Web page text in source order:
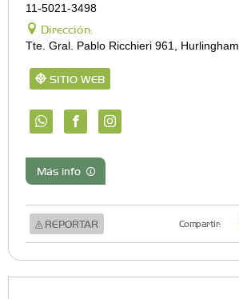
11-5021-3498
Dirección:
Tte. Gral. Pablo Ricchieri 961, Hurlingham
SITIO WEB
Más info
REPORTAR Compartir: